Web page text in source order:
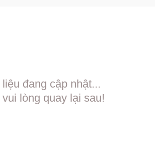
đang cập nhật...
vui lòng quay lại sau!